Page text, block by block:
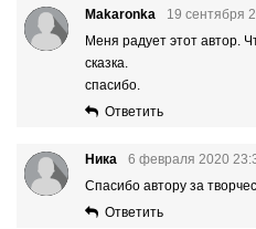
Makaronka
19 сентября
Меня радует этот автор.
сказка.
спасибо.
Ответить
Ника
6 февраля 2020
Спасибо автору за
Ответить